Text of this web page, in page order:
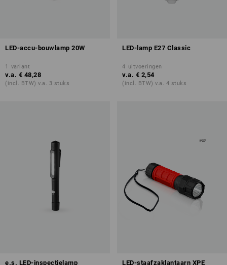
LED-accu-bouwlamp 20W
1 variant
v.a. € 48,28
(incl. BTW) v.a. 3 stuks
LED-lamp E27 Classic
4 uitvoeringen
v.a. € 2,54
(incl. BTW) v.a. 4 stuks
e.s. LED-inspectielamp
LED-staafzaklantaarn XPE